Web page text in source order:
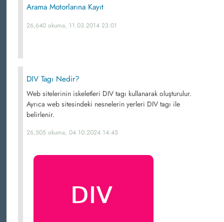
Arama Motorlarına Kayıt
26,640 okuma, 11.03.2014 23:01
DIV Tagı Nedir?
Web sitelerinin iskeletleri DIV tagı kullanarak oluşturulur.
Ayrıca web sitesindeki nesnelerin yerleri DIV tagı ile
belirlenir.
26,505 okuma, 04.10.2024 14:45